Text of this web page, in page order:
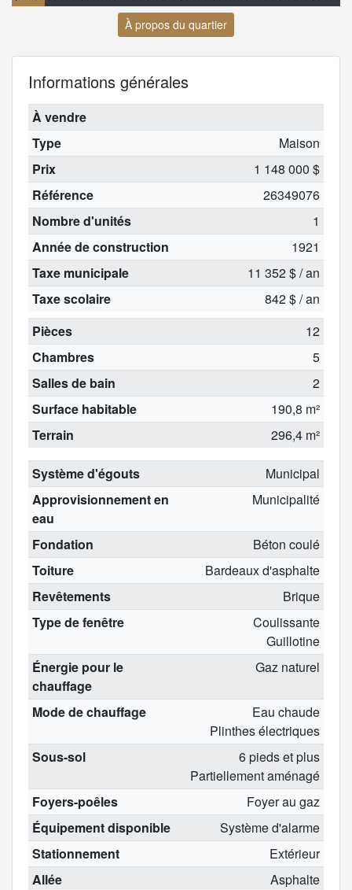
À propos du quartier
Informations générales
À vendre
Type
Maison
Prix
1 148 000 $
Référence
26349076
Nombre d'unités
1
Année de construction
1921
Taxe municipale
11 352 $ / an
Taxe scolaire
842 $ / an
Pièces
12
Chambres
5
Salles de bain
2
Surface habitable
190,8 m²
Terrain
296,4 m²
Système d'égouts
Municipal
Approvisionnement en
eau
Municipalité
Fondation
Béton coulé
Toiture
Bardeaux d'asphalte
Revêtements
Brique
Type de fenêtre
Coulissante
Guillotine
Énergie pour le
chauffage
Gaz naturel
Mode de chauffage
Eau chaude
Plinthes électriques
Sous-sol
6 pieds et plus
Partiellement aménagé
Foyers-poêles
Foyer au gaz
Équipement disponible
Système d'alarme
Stationnement
Extérieur
Allée
Asphalte